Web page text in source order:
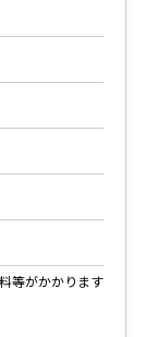
等がかかります